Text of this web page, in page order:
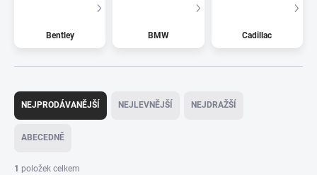
Bentley BMW Cadillac
Ř
z
í
NEJPRODÁVANĚJŠÍ NEJLEVNĚJŠÍ NEJDRAŽŠÍ
ABECEDNĚ
1 položek celkem